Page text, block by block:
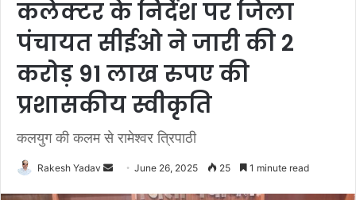
कलेक्टर के निर्देश पर जिला
पंचायत सीईओ ने जारी की 2
करोड़ 91 लाख रुपए की
प्रशासकीय स्वीकृति
कलयुग की कलम से रामेश्वर त्रिपाठी
Rakesh Yadav June 26, 2025 25 1 minute read